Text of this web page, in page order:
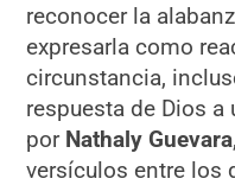
reconocer la
expresarla como
circunstancia,
respuesta de Dios
porNathaly Guevara
versículos entre los